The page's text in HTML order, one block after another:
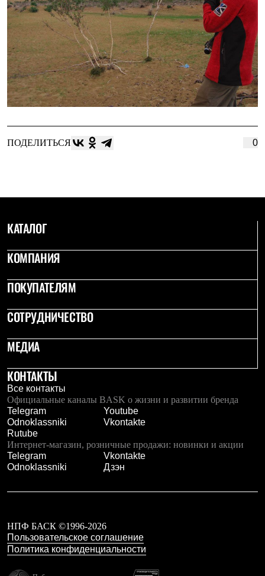
ПОДЕЛИТЬСЯ 0
КАТАЛОГ
КОМПАНИЯ
ПОКУПАТЕЛЯМ
СОТРУДНИЧЕСТВО
МЕДИА
КОНТАКТЫ
Все контакты
Официальные каналы BASK о жизни и развитии бренда
Telegram
Youtube
Odnoklassniki
Vkontakte
Rutube
Интернет-магазин, розничные продажи: новинки и акции
Telegram
Vkontakte
Odnoklassniki
Дзэн
НПФ БАСК ©1996-2026
Пользовательское соглашение
Политика конфиденциальности